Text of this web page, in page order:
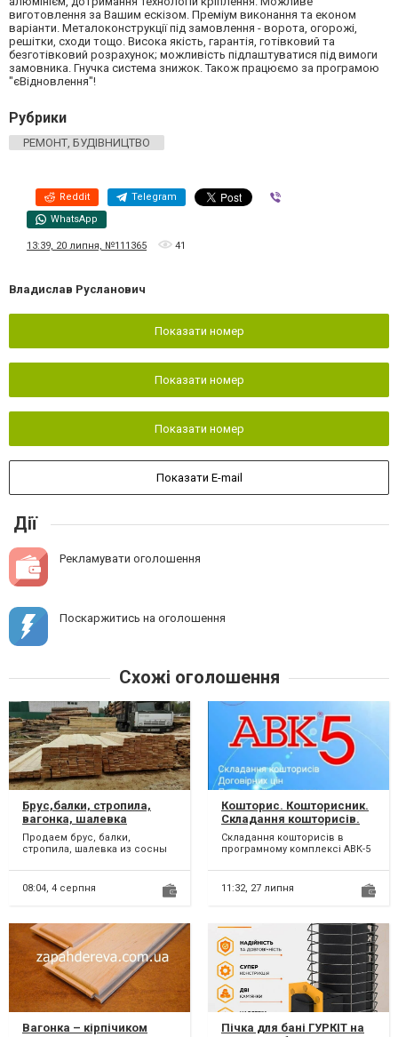
виготовлення за Вашим ескізом. Преміум виконання та економ
варіанти. Металоконструкції під замовлення - ворота, огорожі,
решітки, сходи тощо. Висока якість, гарантія, готівковий та
безготівковий розрахунок; можливість підлаштуватися під вимоги
замовника. Гнучка система знижок. Також працюємо за програмою
"єВідновлення"!
Рубрики
РЕМОНТ, БУДІВНИЦТВО
Reddit Telegram
WhatsApp
13:39, 20 липня, №111365 41
Владислав Русланович
Показати номер
Показати номер
Показати номер
Показати E-mail
Дії
Рекламувати оголошення
Поскаржитись на оголошення
Схожі оголошення
Брус,балки, стропила,
вагонка, шалевка
Продаем брус, балки,
стропила, шалевка из сосны
или сухостой.Доставка ,ро...
08:04, 4 серпня
Кошторис. Кошторисник.
Складання кошторисів.
Кошториси
АВК.Розрахунок
кошторис. Скласти
кошторис.Складання
тендер Прозоро
Prozorro.Акти КБ-2В, КБ-3,
Чернігів
Складання кошторисів в
програмному комплексі АВК-5
комерційних об'єктів
-Коштори...
11:32, 27 липня
Вагонка – кірпічиком
Пічка для бані ГУРКІТ на